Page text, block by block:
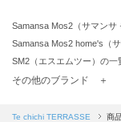
Samansa Mos2（サマンサ
Samansa Mos2 home's（
SM2（エスエムツー）の一
TSUHARU by Samansa
Samansa Mos2 blue（サマ
その他のブランド ＋
Te chichi TERRASSE 商